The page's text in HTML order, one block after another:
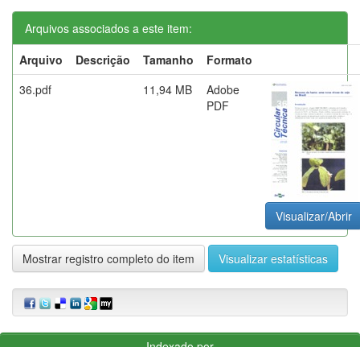
Arquivos associados a este item:
Arquivo
Descrição Tamanho
Formato
36.pdf
11,94 MB
Adobe
PDF
Visualizar/Abrir
Mostrar registro completo do item Visualizar estatísticas